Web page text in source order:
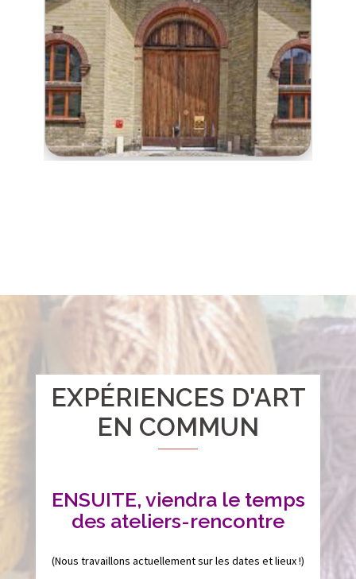
EXPÉRIENCES D'ART
EN COMMUN
ENSUITE, viendra le temps
des ateliers-rencontre
(Nous travaillons actuellement sur les dates et lieux !)